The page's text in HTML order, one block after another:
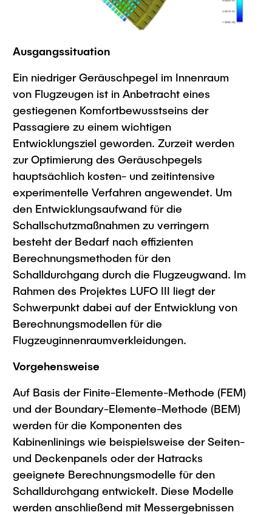
Lehre und Lernen
Hochschuldidaktik - ZLL
Lehre im europäischen Verbund (ECIU)
WorkINGLab / Makerspace
Interdisziplinärer Workshop des FSP
„Biobasierte Prozesse und
Forschung und Institute
Studienbereich FIT
Institute im Überblick
Ausgangssituation
Ein niedriger Geräuschpegel im Innenraum
von Flugzeugen ist in Anbetracht eines
gestiegenen Komfortbewusstseins der
Passagiere zu einem wichtigen
Entwicklungsziel geworden. Zurzeit werden
zur Optimierung des Geräuschpegels
hauptsächlich kosten- und zeitintensive
experimentelle Verfahren angewendet. Um
den Entwicklungsaufwand für die
Schallschutzmaßnahmen zu verringern
besteht der Bedarf nach effizienten
Berechnungsmethoden für den
Schalldurchgang durch die Flugzeugwand. Im
Rahmen des Projektes LUFO III liegt der
Schwerpunkt dabei auf der Entwicklung von
Berechnungsmodellen für die
Flugzeuginnenraumverkleidungen.
Vorgehensweise
Auf Basis der Finite-Elemente-Methode (FEM)
und der Boundary-Elemente-Methode (BEM)
werden für die Komponenten des
Kabinenlinings wie beispielsweise der Seiten-
und Deckenpanels oder der Hatracks
geeignete Berechnungsmodelle für den
Schalldurchgang entwickelt. Diese Modelle
werden anschließend mit Messergebnissen